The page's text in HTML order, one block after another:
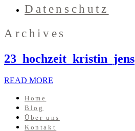
Datenschutz
Archives
23_hochzeit_kristin_jens
READ MORE
Home
Blog
Über uns
Kontakt